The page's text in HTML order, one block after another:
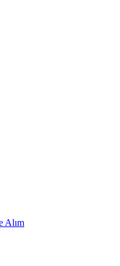
Alım